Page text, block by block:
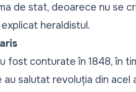
de stat, deoarece nu se
explicat heraldistul.
fost conturate în 1848, în
salutat revoluția din acel